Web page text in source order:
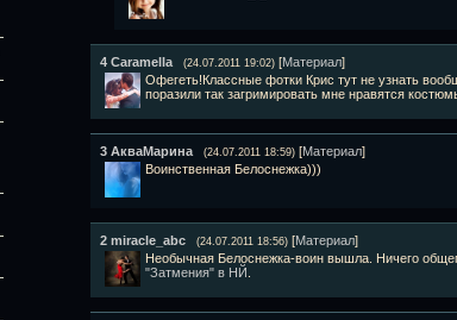
4 Caramella (24.07.2011 19:02) [Материал]
Офегеть!Классные фотки Крис тут не узнать
поразили так загримировать мне нравятся
3 АкваМарина (24.07.2011 18:59) [Материал]
Воинственная Белоснежка)))
2 miracle_abc (24.07.2011 18:56) [Материал]
Необычная Белоснежка-воин вышла. Ничего
"Затмения" в НЙ